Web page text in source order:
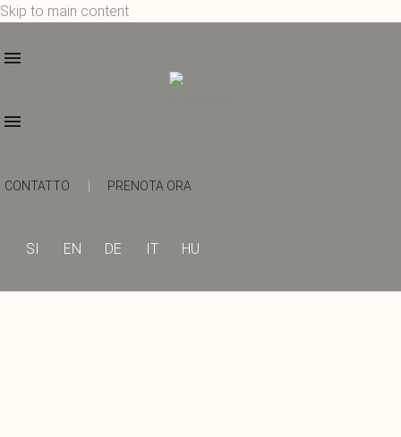
Skip to main content
CONTATTO PRENOTA ORA
SI EN DE IT HU